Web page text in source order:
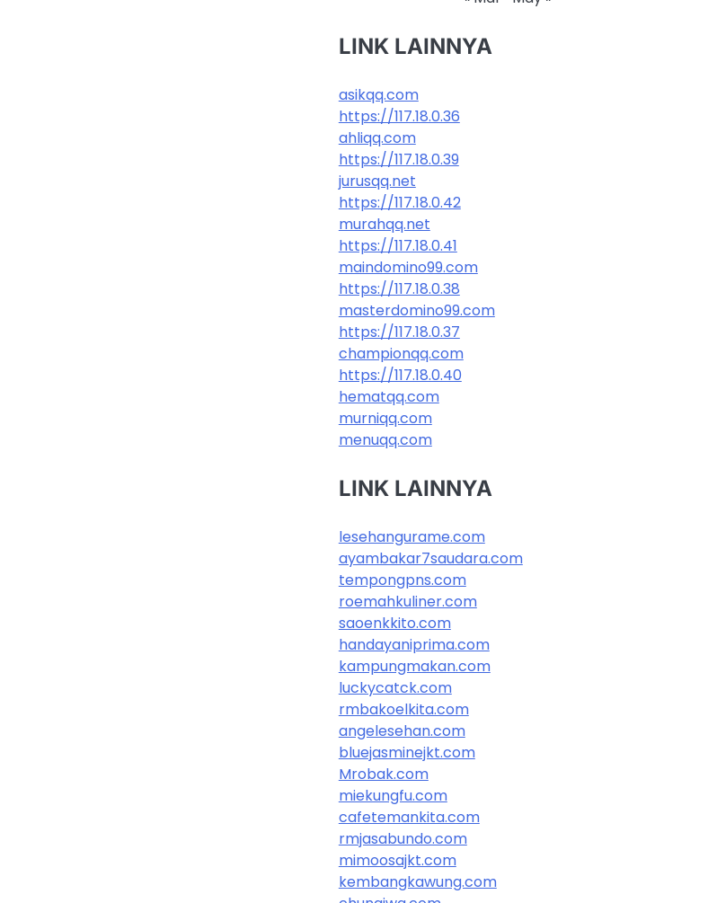
LINK LAINNYA
asikqq.com
https://117.18.0.36
ahliqq.com
https://117.18.0.39
jurusqq.net
https://117.18.0.42
murahqq.net
https://117.18.0.41
maindomino99.com
https://117.18.0.38
masterdomino99.com
https://117.18.0.37
championqq.com
https://117.18.0.40
hematqq.com
murniqq.com
menuqq.com
LINK LAINNYA
lesehangurame.com
ayambakar7saudara.com
tempongpns.com
roemahkuliner.com
saoenkkito.com
handayaniprima.com
kampungmakan.com
luckycatck.com
rmbakoelkita.com
angelesehan.com
bluejasminejkt.com
Mrobak.com
miekungfu.com
cafetemankita.com
rmjasabundo.com
mimoosajkt.com
kembangkawung.com